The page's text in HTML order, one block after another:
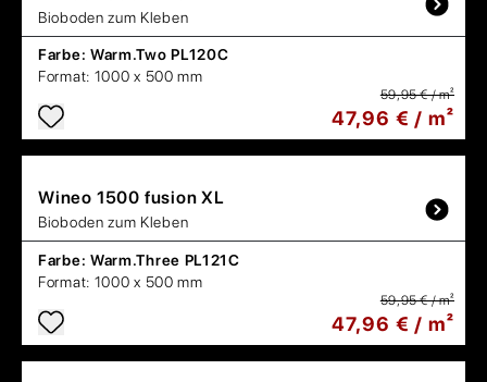
Bioboden zum Kleben
Farbe: Warm.Two PL120C
Format: 1000 x 500 mm
59,95 € / m²
47,96 € / m²
Wineo 1500 fusion XL
Bioboden zum Kleben
Farbe: Warm.Three PL121C
Format: 1000 x 500 mm
59,95 € / m²
47,96 € / m²